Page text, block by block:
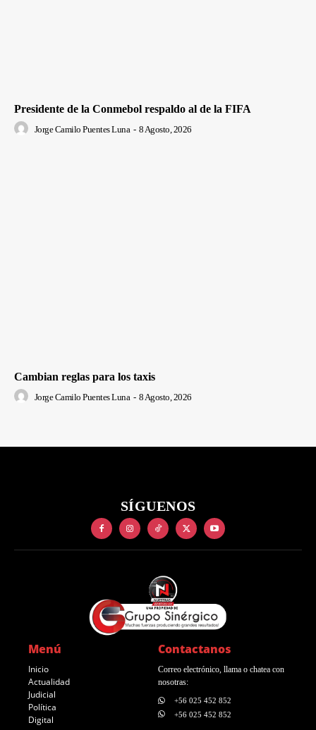
Presidente de la Conmebol respaldo al de la FIFA
Jorge Camilo Puentes Luna - 8 Agosto, 2026
Cambian reglas para los taxis
Jorge Camilo Puentes Luna - 8 Agosto, 2026
SÍGUENOS
Menú
Inicio
Actualidad
Judicial
Política
Digital
Contactanos
Correo electrónico, llama o chatea con
nosotras:
+56 025 452 852
+56 025 452 852